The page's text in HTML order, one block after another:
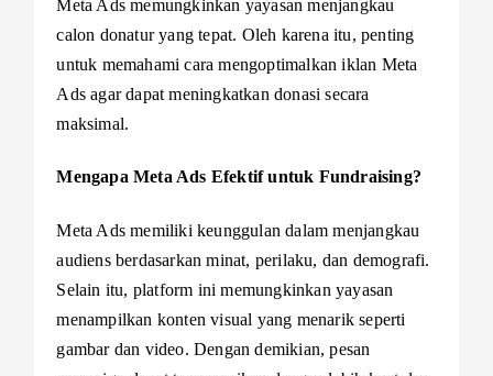
Meta Ads memungkinkan yayasan menjangkau
calon donatur yang tepat. Oleh karena itu, penting
untuk memahami cara mengoptimalkan iklan Meta
Ads agar dapat meningkatkan donasi secara
maksimal.
Mengapa Meta Ads Efektif untuk Fundraising?
Meta Ads memiliki keunggulan dalam menjangkau
audiens berdasarkan minat, perilaku, dan demografi.
Selain itu, platform ini memungkinkan yayasan
menampilkan konten visual yang menarik seperti
gambar dan video. Dengan demikian, pesan